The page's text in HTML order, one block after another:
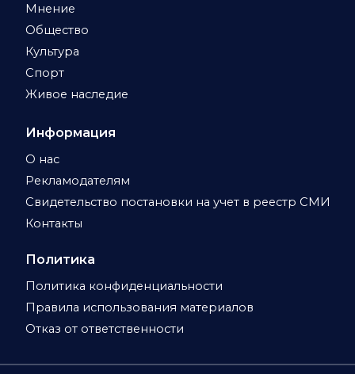
Мнение
Общество
Культура
Спорт
Живое наследие
Информация
О нас
Рекламодателям
Свидетельство постановки на учет в реестр СМИ
Контакты
Политика
Политика конфиденциальности
Правила использования материалов
Отказ от ответственности